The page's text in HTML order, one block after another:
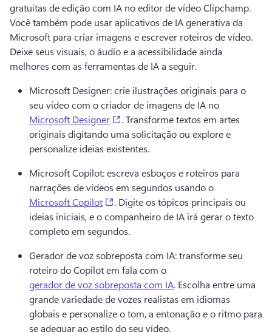
Você também pode usar aplicativos de IA generativa da
Deixe seus visuais, o áudio e a acessibilidade ainda
melhores com as ferramentas de IA a seguir.
Microsoft Designer: crie ilustrações originais para o
seu vídeo com o criador de imagens de IA no
Microsoft Designer
(opens in a new tab)
. Transforme textos em artes
originais digitando uma solicitação ou explore e
personalize ideias existentes.
Microsoft Copilot: escreva esboços e roteiros para
narrações de vídeos em segundos usando o
Microsoft Copilot
(opens in a new tab)
. Digite os tópicos principais ou
ideias iniciais, e o companheiro de IA irá gerar o texto
completo em segundos.
Gerador de voz sobreposta com IA: transforme seu
roteiro do Copilot em fala com o
gerador de voz sobreposta com IA. Escolha entre uma
grande variedade de vozes realistas em idiomas
globais e personalize o tom, a entonação e o ritmo para
se adequar ao estilo do seu vídeo.